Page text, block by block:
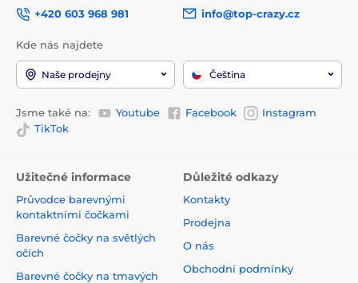
+420 603 968 981
info@top-crazy.cz
Kde nás najdete
Naše prodejny Čeština
Jsme také na: Youtube Facebook
Instagram
TikTok
Užitečné informace
Průvodce barevnými
kontaktními čočkami
Barevné čočky na světlých
očích
Barevné čočky na tmavých
Důležité odkazy
Kontakty
Prodejna
O nás
Obchodní podmínky